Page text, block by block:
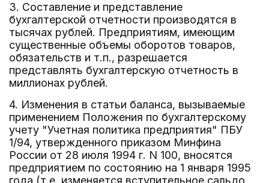
3. Составление и представление
бухгалтерской отчетности производятся в
тысячах рублей. Предприятиям, имеющим
существенные объемы оборотов товаров,
обязательств и т.п., разрешается
представлять бухгалтерскую отчетность в
миллионах рублей.
4. Изменения в статьи баланса, вызываемые
применением Положения по бухгалтерскому
учету "Учетная политика предприятия" ПБУ
1/94, утвержденного приказом Минфина
России от 28 июля 1994 г. N 100, вносятся
предприятием по состоянию на 1 января 1995
года (т.е. изменяется вступительное сальдо